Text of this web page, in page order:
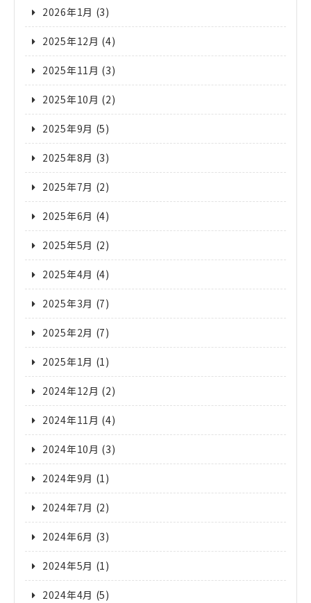
2026年1月 (3)
2025年12月 (4)
2025年11月 (3)
2025年10月 (2)
2025年9月 (5)
2025年8月 (3)
2025年7月 (2)
2025年6月 (4)
2025年5月 (2)
2025年4月 (4)
2025年3月 (7)
2025年2月 (7)
2025年1月 (1)
2024年12月 (2)
2024年11月 (4)
2024年10月 (3)
2024年9月 (1)
2024年7月 (2)
2024年6月 (3)
2024年5月 (1)
2024年4月 (5)